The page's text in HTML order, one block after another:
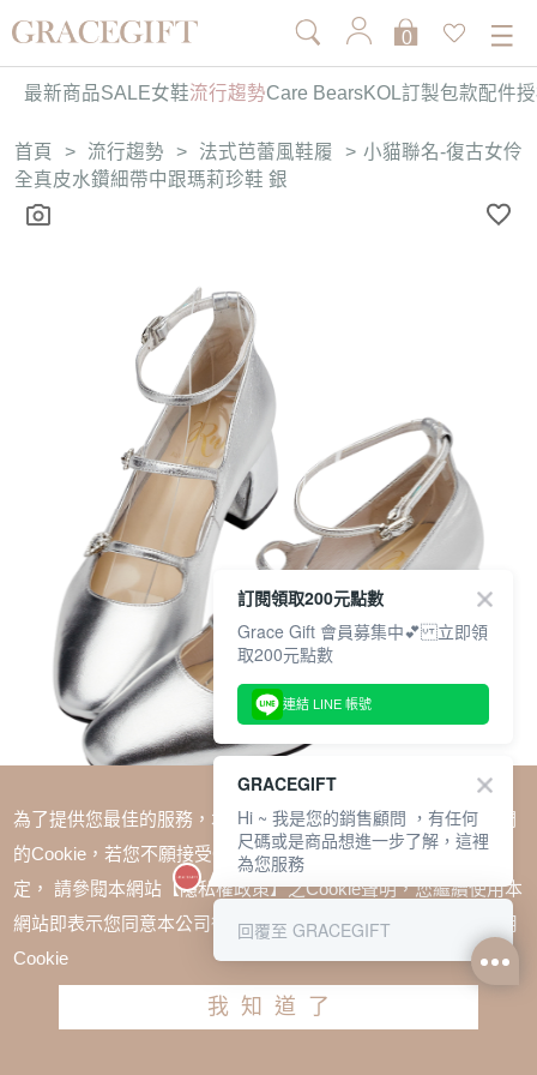
0
最新商品SALE女鞋流行趨勢Care BearsKOL訂製包款配件
首頁 > 流行趨勢 > 法式芭蕾風鞋履 > 小貓聯名-復古女伶
全真皮水鑽細帶中跟瑪莉珍鞋 銀
小貓聯名-復古女伶全真皮水鑽細帶中跟瑪莉珍鞋 銀
為了提供您最佳的服務，本網站會在您的電腦中放置並取用我們
的Cookie，若您不願接受Cookie時應如何變更電腦的Cookie設
定， 請參閱本網站【隱私權政策】之Cookie聲明，您繼續使用本
網站即表示您同意本公司得按本網站使用條款之Cookie聲明使用
Cookie
我知道了
訂閱領取200元點數
Grace Gift 會員募集中💕 立即領
取200元點數
連結 LINE 帳號
GRACEGIFT
Hi ~ 我是您的銷售顧問 ，有任何
尺碼或是商品想進一步了解，這裡
為您服務
回覆至 GRACEGIFT